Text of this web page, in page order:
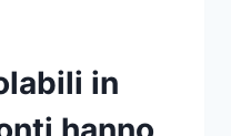
in